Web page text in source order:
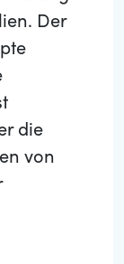
Der
die
von